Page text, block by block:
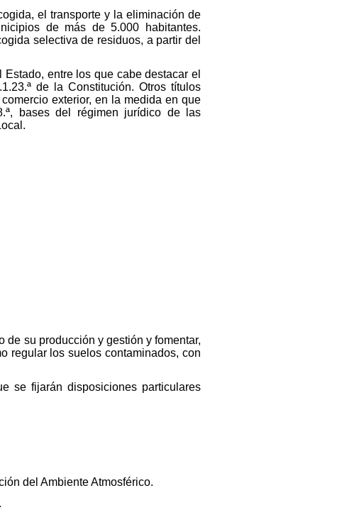
el transporte y la eliminación de
de más de 5.000 habitantes.
selectiva de residuos, a partir del
entre los que cabe destacar el
de la Constitución. Otros títulos
exterior, en la medida en que
bases del régimen jurídico de las
su producción y gestión y fomentar,
regular los suelos contaminados, con
se fijarán disposiciones particulares
del Ambiente Atmosférico.